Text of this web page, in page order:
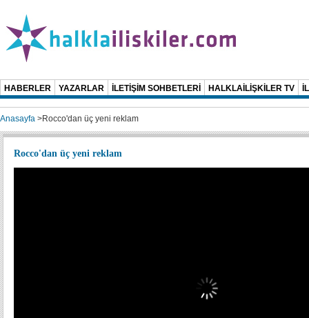
HABERLER YAZARLAR İLETİŞİM SOHBETLERİ HALKLAİLİŞKİLER TV
Anasayfa >Rocco'dan üç yeni reklam
Rocco'dan üç yeni reklam